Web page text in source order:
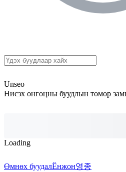
Unseo
Нисэх онгоцны буудлын төмөр
Loading
Өмнөх буудалЁнжон영종